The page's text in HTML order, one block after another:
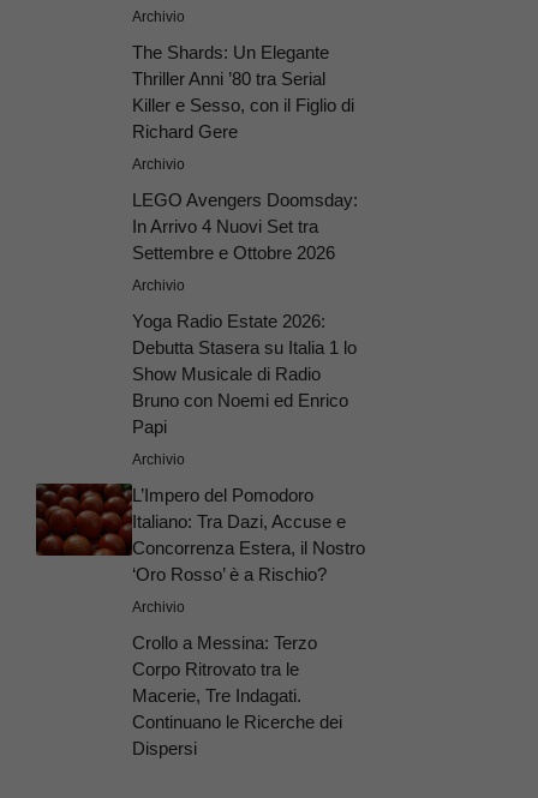
Archivio
The Shards: Un Elegante
Thriller Anni ’80 tra Serial
Killer e Sesso, con il Figlio di
Richard Gere
Archivio
LEGO Avengers Doomsday:
In Arrivo 4 Nuovi Set tra
Settembre e Ottobre 2026
Archivio
Yoga Radio Estate 2026:
Debutta Stasera su Italia 1 lo
Show Musicale di Radio
Bruno con Noemi ed Enrico
Papi
Archivio
L’Impero del Pomodoro
Italiano: Tra Dazi, Accuse e
Concorrenza Estera, il Nostro
‘Oro Rosso’ è a Rischio?
Archivio
Crollo a Messina: Terzo
Corpo Ritrovato tra le
Macerie, Tre Indagati.
Continuano le Ricerche dei
Dispersi